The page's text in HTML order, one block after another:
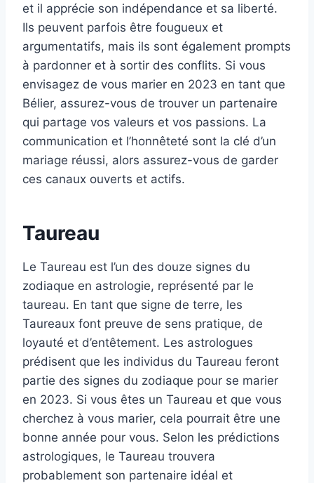
et il apprécie son indépendance et sa liberté.
Ils peuvent parfois être fougueux et
argumentatifs, mais ils sont également prompts
à pardonner et à sortir des conflits. Si vous
envisagez de vous marier en 2023 en tant que
Bélier, assurez-vous de trouver un partenaire
qui partage vos valeurs et vos passions. La
communication et l’honnêteté sont la clé d’un
mariage réussi, alors assurez-vous de garder
ces canaux ouverts et actifs.
Taureau
Le Taureau est l’un des douze signes du
zodiaque en astrologie, représenté par le
taureau. En tant que signe de terre, les
Taureaux font preuve de sens pratique, de
loyauté et d’entêtement. Les astrologues
prédisent que les individus du Taureau feront
partie des signes du zodiaque pour se marier
en 2023. Si vous êtes un Taureau et que vous
cherchez à vous marier, cela pourrait être une
bonne année pour vous. Selon les prédictions
astrologiques, le Taureau trouvera
probablement son partenaire idéal et